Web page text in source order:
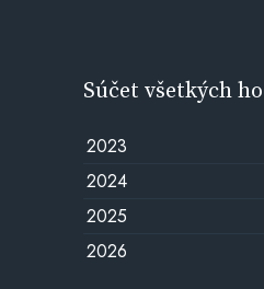
Súčet všetkých
2023
2024
2025
2026